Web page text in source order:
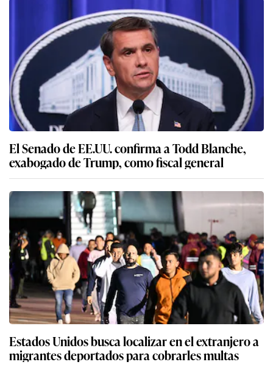
El Senado de EE.UU. confirma a Todd Blanche,
exabogado de Trump, como fiscal general
Estados Unidos busca localizar en el extranjero a
migrantes deportados para cobrarles multas